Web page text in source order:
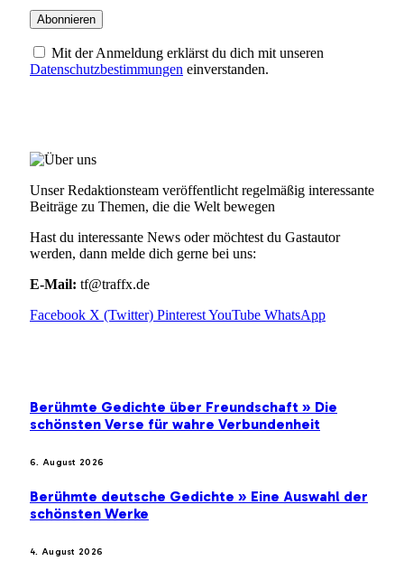
Mit der Anmeldung erklärst du dich mit unseren
Datenschutzbestimmungen einverstanden.
Unser Redaktionsteam veröffentlicht regelmäßig interessante
Beiträge zu Themen, die die Welt bewegen
Hast du interessante News oder möchtest du Gastautor
werden, dann melde dich gerne bei uns:
E-Mail: tf@traffx.de
Facebook X (Twitter) PinterestYouTube WhatsApp
Berühmte Gedichte über Freundschaft » Die
schönsten Verse für wahre Verbundenheit
6. August 2026
Berühmte deutsche Gedichte » Eine Auswahl der
schönsten Werke
4. August 2026